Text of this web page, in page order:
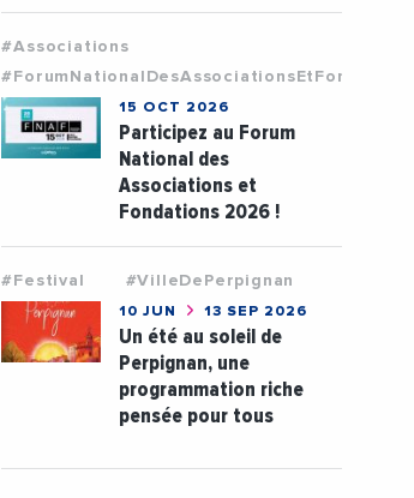
#Associations
15 OCT 2026
Participez au Forum
National des
Associations et
Fondations 2026 !
#Festival #VilleDePerpignan
10 JUN 13 SEP 2026
Un été au soleil de
Perpignan, une
programmation riche
pensée pour tous